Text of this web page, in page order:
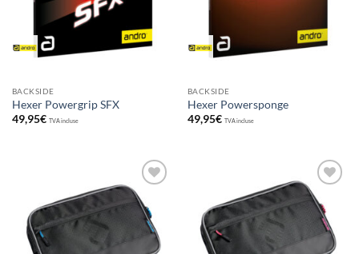
BACKSIDE
Hexer Powergrip SFX
49,95€ TVA incluse
BACKSIDE
Hexer Powersponge
49,95€ TVA incluse
Ajouter
aux
souhaits
Ajouter
aux
souhaits